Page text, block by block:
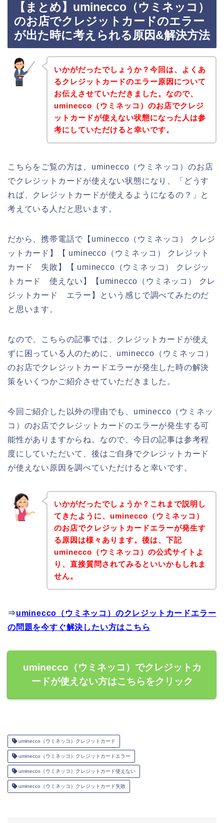
【まとめ】uminecco（ウミネッコ）
のお店でクレジットカードのエラー
が出た時に考えられる原因&解決方法
いかがだったでしょうか？今回は、よくあ
るクレジットカードのエラー原因について
お伝えさせていただきました。なので、
uminecco（ウミネッコ）のお店でクレジ
ットカードが使えない状態になった人は参
考にしていただけると幸いです。
こちらをご覧の方は、uminecco（ウミネッコ）のお店
でクレジットカードが使えない状態になり、「どうす
れば、クレジットカードが使えるようになるの？」と
考えている人だと思います。
だから、携帯電話で【uminecco（ウミネッコ） クレジ
ットカード】【 uminecco（ウミネッコ） クレジット
カード 失敗】【 uminecco（ウミネッコ） クレジッ
トカード 使えない】【uminecco（ウミネッコ） クレ
ジットカード エラー】という感じで調べてみたのだ
と思います。
なので、こちらの記事では、クレジットカードが使え
ずに困っている人のために、uminecco（ウミネッコ）
のお店でクレジットカードエラーが発生した時の解決
策をいくつかご紹介させていただきました。
今回ご紹介した以外の理由でも、uminecco（ウミネッ
コ）のお店でクレジットカードのエラーが発生する可
能性がありますからね。なので、今日の記事は参考程
度にしていただいて、後はご自身でクレジットカード
が使えない原因を調べていただけると幸いです。
いかがだったでしょうか？これまで説明し
てきたように、uminecco（ウミネッコ）
のお店でクレジットカードエラーが発生す
る原因は様々あります。後は、下記
uminecco（ウミネッコ）の公式サイトよ
り、直接質問されてみるといいかもしれま
せん。
⇒uminecco（ウミネッコ）のクレジットカードエラー
の問題を今すぐ解決したい方はこちら
uminecco（ウミネッコ）でクレジットカ
ードが使えない方はこちらをクリック
uminecco（ウミネッコ）クレジットカード
uminecco（ウミネッコ）クレジットカードエラー
uminecco（ウミネッコ）クレジットカード使えない
uminecco（ウミネッコ）クレジットカード失敗